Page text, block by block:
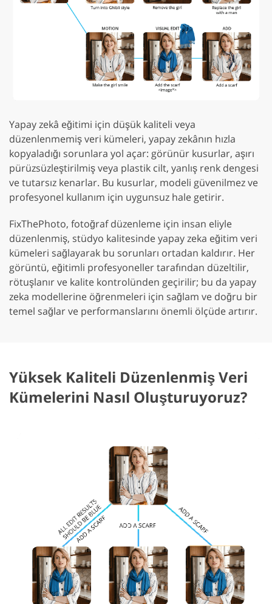
Yapay zekâ eğitimi için düşük kaliteli veya
düzenlenmemiş veri kümeleri, yapay zekânın hızla
kopyaladığı sorunlara yol açar: görünür kusurlar, aşırı
pürüzsüzleştirilmiş veya plastik cilt, yanlış renk dengesi
ve tutarsız kenarlar. Bu kusurlar, modeli güvenilmez ve
profesyonel kullanım için uygunsuz hale getirir.
FixThePhoto, fotoğraf düzenleme için insan eliyle
düzenlenmiş, stüdyo kalitesinde yapay zeka eğitim veri
kümeleri sağlayarak bu sorunları ortadan kaldırır. Her
görüntü, eğitimli profesyoneller tarafından düzeltilir,
rötuşlanır ve kalite kontrolünden geçirilir; bu da yapay
zeka modellerine öğrenmeleri için sağlam ve doğru bir
temel sağlar ve performanslarını önemli ölçüde artırır.
Yüksek Kaliteli Düzenlenmiş Veri
Kümelerini Nasıl Oluşturuyoruz?